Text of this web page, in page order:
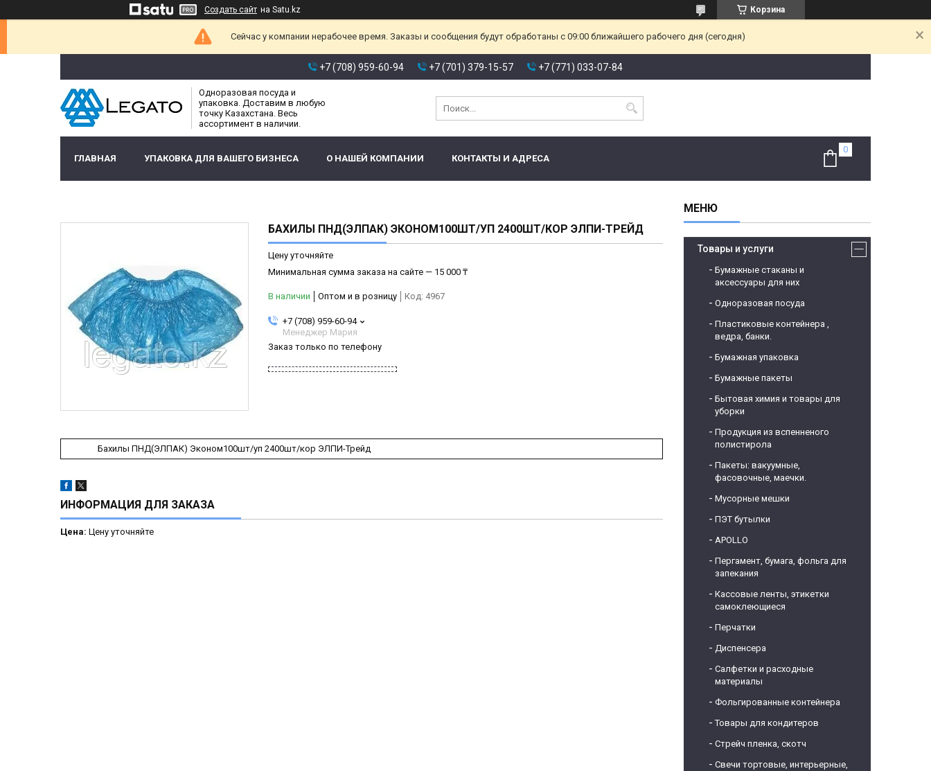
Создать сайт на Satu.kz Корзина
Сейчас у компании нерабочее время. Заказы и сообщения будут обработаны с 09:00 ближайшего рабочего дня (сегодня)
+7 (708) 959-60-94 +7 (701) 379-15-57 +7 (771) 033-07-84
Одноразовая посуда и
упаковка. Доставим в любую
точку Казахстана. Весь
ассортимент в наличии.
ГЛАВНАЯ УПАКОВКА ДЛЯ ВАШЕГО БИЗНЕСА О НАШЕЙ КОМПАНИИ КОНТАКТЫ И АДРЕСА
БАХИЛЫ ПНД(ЭЛПАК) ЭКОНОМ100ШТ/УП 2400ШТ/КОР ЭЛПИ-ТРЕЙД
Цену уточняйте
Минимальная сумма заказа на сайте — 15 000 ₸
В наличии Оптом и в розницу Код: 4967
+7 (708) 959-60-94
Менеджер Мария
Заказ только по телефону
Бахилы ПНД(ЭЛПАК) Эконом100шт/уп 2400шт/кор ЭЛПИ-Трейд
ИНФОРМАЦИЯ ДЛЯ ЗАКАЗА
Цена: Цену уточняйте
Товары и услуги
Бумажные стаканы и
аксессуары для них
Одноразовая посуда
Пластиковые контейнера ,
ведра, банки.
Бумажная упаковка
Бумажные пакеты
Бытовая химия и товары для
уборки
Продукция из вспенненого
полистирола
Пакеты: вакуумные,
фасовочные, маечки.
Мусорные мешки
ПЭТ бутылки
APOLLO
Пергамент, бумага, фольга для
запекания
Кассовые ленты, этикетки
самоклеющиеся
Перчатки
Диспенсера
Салфетки и расходные
материалы
Фольгированные контейнера
Товары для кондитеров
Стрейч пленка, скотч
Свечи тортовые, интерьерные,